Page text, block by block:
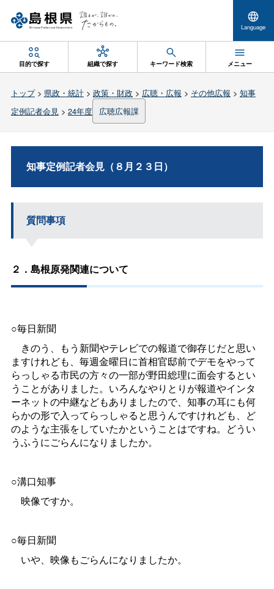
Language
目的で探す 組織で探す キーワード検索 メニュー
トップ> 県政・統計> 政策・財政 > 広聴・広報 > その他広報 > 知事
定例記者会見> 24年度 広聴広報課
知事定例記者会見（８月２３日）
質問事項
２．島根原発関連について
○毎日新聞
きのう、もう新聞やテレビでの報道で御存じだと思い
ますけれども、毎週金曜日に首相官邸前でデモをやって
らっしゃる市民の方々の一部が野田総理に面会するとい
うことがありました。いろんなやりとりが報道やインタ
ーネットの中継などもありましたので、知事の耳にも何
らかの形で入ってらっしゃると思うんですけれども、ど
のような主張をしていたかということはですね。どうい
うふうにごらんになりましたか。
○溝口知事
映像ですか。
○毎日新聞
いや、映像もごらんになりましたか。